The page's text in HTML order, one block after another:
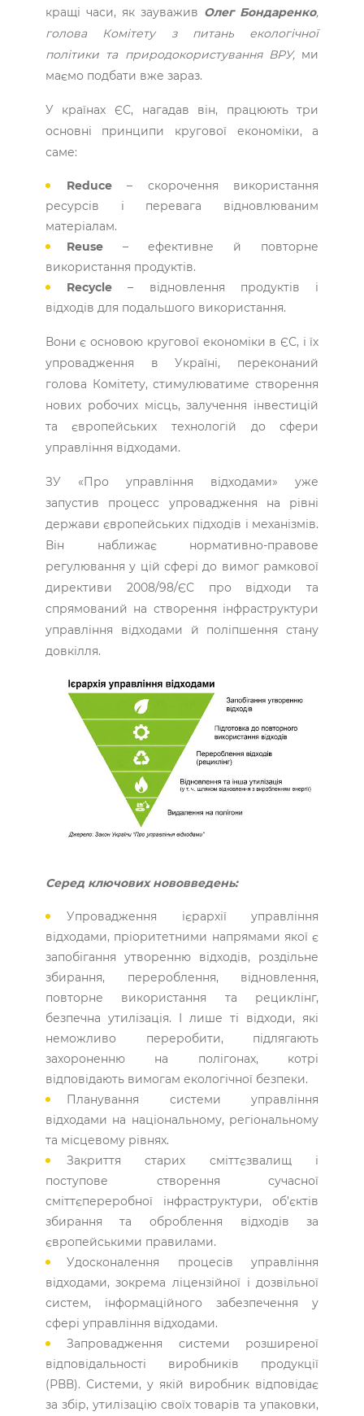
кращі часи, як зауважив Олег Бондаренко,
голова Комітету з питань екологічної
політики та природокористування ВРУ,ми
маємо подбати вже зараз.
У країнах ЄС, нагадав він, працюють три
основні принципи кругової економіки, а
саме:
Reduce– скорочення використання
ресурсів і перевага відновлюваним
матеріалам.
Reuse – ефективне й повторне
використання продуктів.
Recycle– відновлення продуктів і
відходів для подальшого використання.
Вони є основою кругової економіки в ЄС, і їх
упровадження в Україні, переконаний
голова Комітету, стимулюватиме створення
нових робочих місць, залучення інвестицій
та європейських технологій до сфери
управління відходами.
ЗУ «Про управління відходами» уже
запустив процесс упровадження на рівні
держави європейських підходів і механізмів.
Він наближає нормативно-правове
регулювання у цій сфері до вимог рамкової
директиви 2008/98/ЄС про відходи та
спрямований на створення інфраструктури
управління відходами й поліпшення стану
довкілля.
Серед ключових нововведень:
Упровадження ієрархії управління
відходами, пріоритетними напрямами якої є
запобігання утворенню відходів, роздільне
збирання, перероблення, відновлення,
повторне використання та рециклінг,
безпечна утилізація. І лише ті відходи, які
неможливо переробити, підлягають
захороненню на полігонах, котрі
відповідають вимогам екологічної безпеки.
Планування системи управління
відходами на національному, регіональному
та місцевому рівнях.
Закриття старих сміттєзвалищ і
поступове створення сучасної
сміттєпереробної інфраструктури, об’єктів
збирання та оброблення відходів за
європейськими правилами.
Удосконалення процесів управління
відходами, зокрема ліцензійної і дозвільної
систем, інформаційного забезпечення у
сфері управління відходами.
Запровадження системи розширеної
відповідальності виробників продукції
(РВВ). Системи, у якій виробник відповідає
за збір, утилізацію своїх товарів та упаковки,